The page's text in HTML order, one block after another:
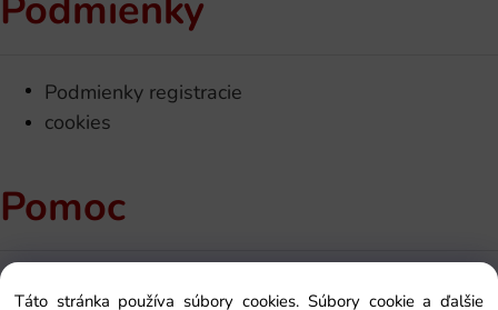
Podmienky
Podmienky registracie
cookies
Pomoc
Kontakt
Táto stránka používa súbory cookies. Súbory cookie a ďalšie